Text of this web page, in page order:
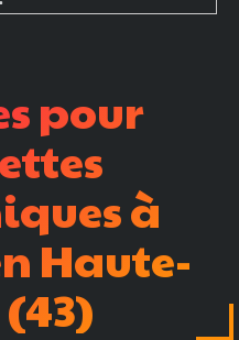
pour
à
Haute-
(43)